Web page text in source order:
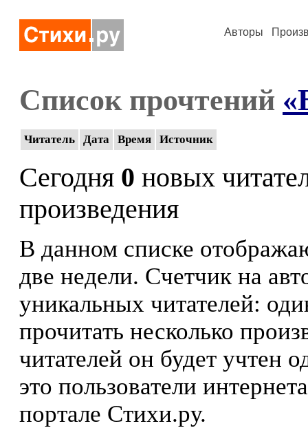
Авторы
Список прочтений
Читатель Дата Время Источник
Сегодня 0 новых
произведения
В данном списке
две недели. Счетчик на
уникальных читателей:
прочитать несколько
читателей он будет учтен
это пользователи
портале Стихи.ру.